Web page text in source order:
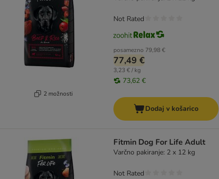
2 možnosti
posamezno 79,98 €
77,49 €
3,23 € / kg
73,62 €
Not Rated
Dodaj v košarico
Fitmin Dog For Life Adult
Varčno pakiranje: 2 x 12 kg
Not Rated